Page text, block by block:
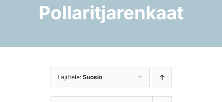
Perämoottorit
Pollaritjarenkaat
Lajittele: Suosio